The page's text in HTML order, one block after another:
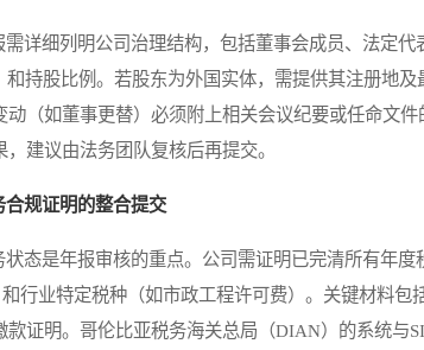
细列明公司治理结构，包括董事会成员、法定代
和持股比例。若股东为外国实体，需提供其注册地
动（如董事更替）必须附上相关会议纪要或任命文
，建议由法务团队复核后再提交。
合规证明的整合提交
是年报审核的重点。公司需证明已完清所有年度
和行业特定税种（如市政工程许可费）。关键材料
款证明。哥伦比亚税务海关总局（DIAN）的系统与